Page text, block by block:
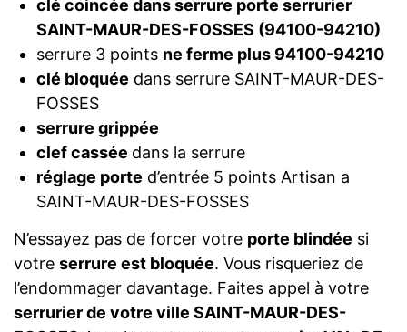
clé coincée dans serrure porte serrurier
SAINT-MAUR-DES-FOSSES (94100-94210)
serrure 3 points ne ferme plus 94100-94210
clé bloquée dans serrure SAINT-MAUR-DES-
FOSSES
serrure grippée
clef cassée dans la serrure
réglage porte d’entrée 5 points Artisan a
SAINT-MAUR-DES-FOSSES
N’essayez pas de forcer votre porte blindée si
votre serrure est bloquée. Vous risqueriez de
l’endommager davantage. Faites appel à votre
serrurier de votre ville SAINT-MAUR-DES-